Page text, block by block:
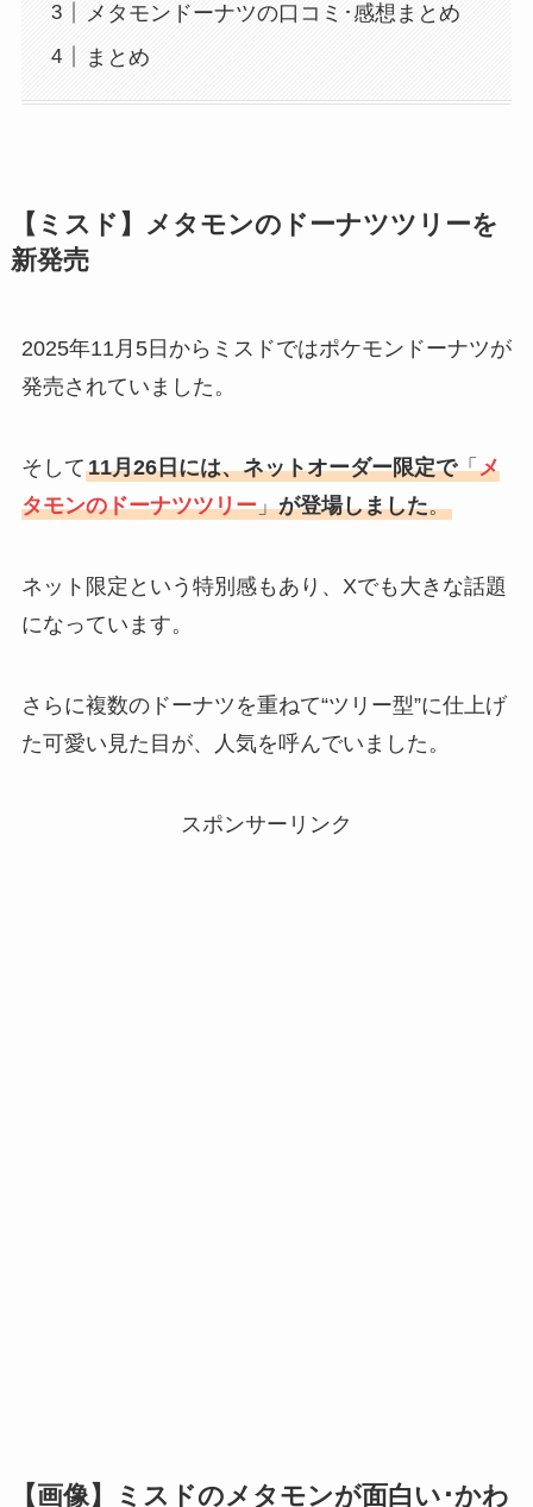
メタモンドーナツの口コミ･感想まとめ
まとめ
【ミスド】メタモンのドーナツツリーを
新発売
2025年11月5日からミスドではポケモンドーナツが
発売されていました。
そして11月26日には、ネットオーダー限定で「メ
タモンのドーナツツリー」が登場しました。
ネット限定という特別感もあり、Xでも大きな話題
になっています。
さらに複数のドーナツを重ねて“ツリー型”に仕上げ
た可愛い見た目が、人気を呼んでいました。
スポンサーリンク
【画像】ミスドのメタモンが面白い･かわ